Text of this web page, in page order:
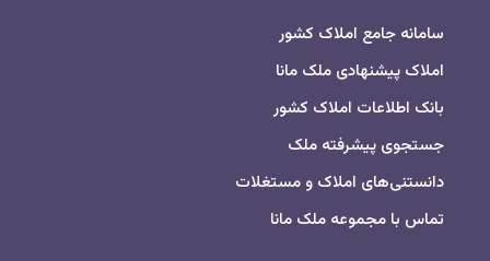
سامانه جامع املاک کشور
املاک پیشنهادی ملک مانا
بانک اطلاعات املاک کشور
جستجوی پیشرفته ملک
دانستنی‌های املاک و مستغلات
تماس با مجموعه ملک مانا